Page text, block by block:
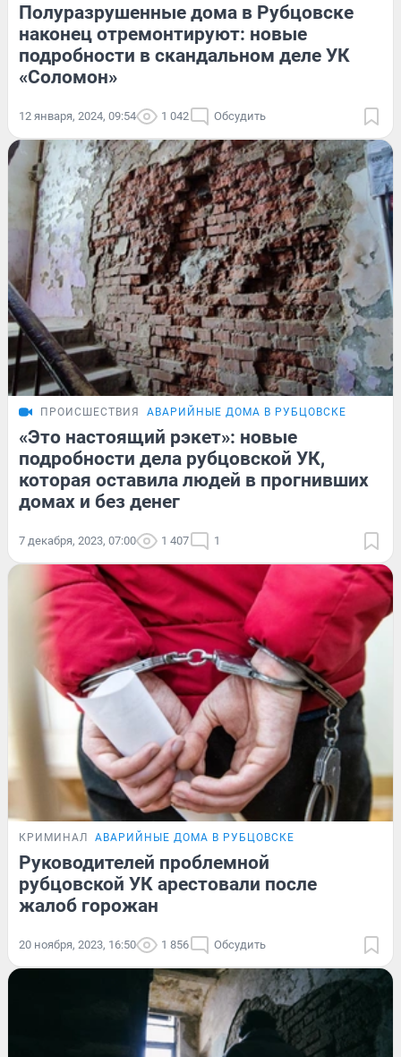
Полуразрушенные дома в Рубцовске
наконец отремонтируют: новые
подробности в скандальном деле УК
«Соломон»
12 января, 2024, 09:54 1 042 Обсудить
ПРОИСШЕСТВИЯ АВАРИЙНЫЕ ДОМА В РУБЦОВСКЕ
«Это настоящий рэкет»: новые
подробности дела рубцовской УК,
которая оставила людей в прогнивших
домах и без денег
7 декабря, 2023, 07:00 1 407 1
КРИМИНАЛ АВАРИЙНЫЕ ДОМА В РУБЦОВСКЕ
Руководителей проблемной
рубцовской УК арестовали после
жалоб горожан
20 ноября, 2023, 16:50 1 856 Обсудить